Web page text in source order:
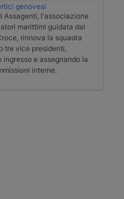
genovesi
Assagenti, l'associazione
marittimi guidata dal
rinnova la squadra
tre vice presidenti,
e assegnando la
interne.